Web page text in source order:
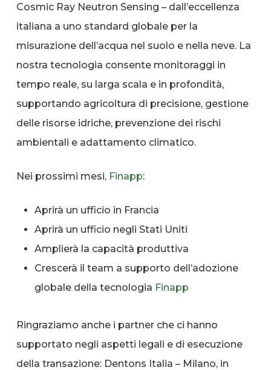
Cosmic Ray Neutron Sensing – dall’eccellenza
italiana a uno standard globale per la
misurazione dell’acqua nel suolo e nella neve. La
nostra tecnologia consente monitoraggi in
tempo reale, su larga scala e in profondità,
supportando agricoltura di precisione, gestione
delle risorse idriche, prevenzione dei rischi
ambientali e adattamento climatico.
Nei prossimi mesi, Finapp:
Aprirà un ufficio in Francia
Aprirà un ufficio negli Stati Uniti
Amplierà la capacità produttiva
Crescerà il team a supporto dell’adozione
globale della tecnologia Finapp
Ringraziamo anche i partner che ci hanno
supportato negli aspetti legali e di esecuzione
della transazione: Dentons Italia – Milano, in